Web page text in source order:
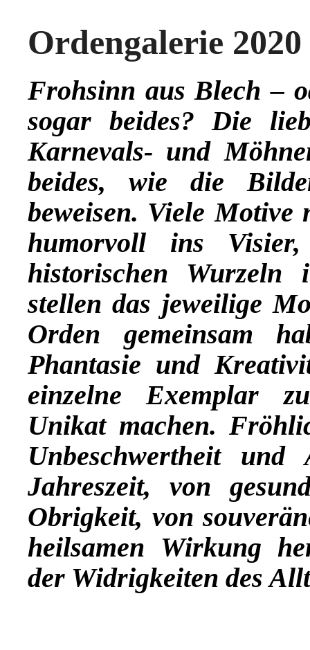
Ordengalerie 2020
Frohsinn aus Blech –
sogar beides? Die
Karnevals- und
beides, wie die
beweisen. Viele Motive
humorvoll ins
historischen Wurzeln
stellen das jeweilige
Orden gemeinsam
Phantasie und
einzelne Exemplar
Unikat machen.
Unbeschwertheit und
Jahreszeit, von
Obrigkeit, von
heilsamen Wirkung
der Widrigkeiten des